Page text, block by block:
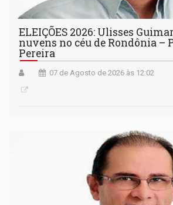
ELEIÇÕES 2026: Ulisses
nuvens no céu de Rondônia –
Pereira
07 de Agosto de 2026 às 12:02